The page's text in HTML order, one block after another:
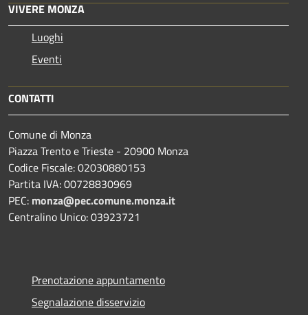
VIVERE MONZA
Luoghi
Eventi
CONTATTI
Comune di Monza
Piazza Trento e Trieste - 20900 Monza
Codice Fiscale: 02030880153
Partita IVA: 00728830969
PEC: monza@pec.comune.monza.it
Centralino Unico: 03923721
Prenotazione appuntamento
Segnalazione disservizio